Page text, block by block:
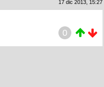
17 dic 2013, 15:27
0